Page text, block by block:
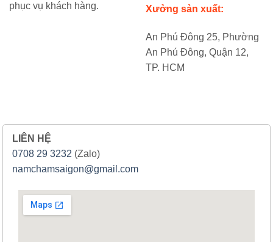
phục vụ khách hàng.
Xưởng sản xuất:
An Phú Đông 25, Phường
An Phú Đông, Quận 12,
TP. HCM
LIÊN HỆ
0708 29 3232 (Zalo)
namchamsaigon@gmail.com